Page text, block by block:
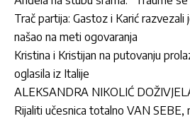
Trač partija: Gastoz i Karić
našao na meti ogovaranja
Kristina i Kristijan na putovanju
oglasila iz Italije
ALEKSANDRA NIKOLIĆ
Rijaliti učesnica totalno VAN SEBE,